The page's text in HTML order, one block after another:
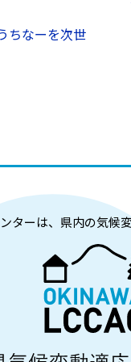
ちなーを次世
ターは、県内の気候